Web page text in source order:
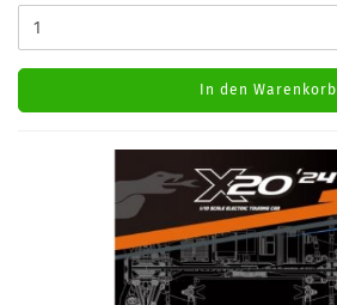
In den Warenkorb